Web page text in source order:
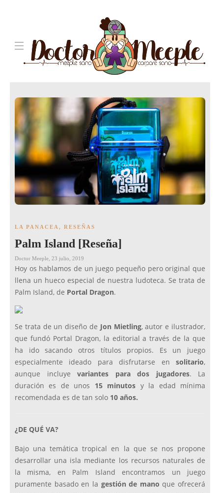
LA PANACEA , RESEÑAS
Palm Island [Reseña]
Doctor Meeple 23 julio, 2019
Hoy os hablamos de un juego pequeño pero original que
llena un hueco especial de nuestra ludoteca. Se trata de
Palm Island, de Portal Dragon.
Se trata de un diseño de Jon Mietling, autor e ilustrador,
que fundó Portal Dragon, la editorial a través de la que
ha ido sacando otros títulos propios. Es un juego
especialmente ideado para disfrutarse en solitario,
aunque incluye variantes para dos jugadores. La
duración es de unos 15 minutos y la edad mínima
recomendada es de tan solo 10 años.
¿DE QUÉ VA?
Bajo una temática tropical en la que se nos propone
desarrollar una isla mediante los recursos naturales de
la misma, en Palm Island encontramos un juego
puramente basado en la gestión de mano que ofrecerá